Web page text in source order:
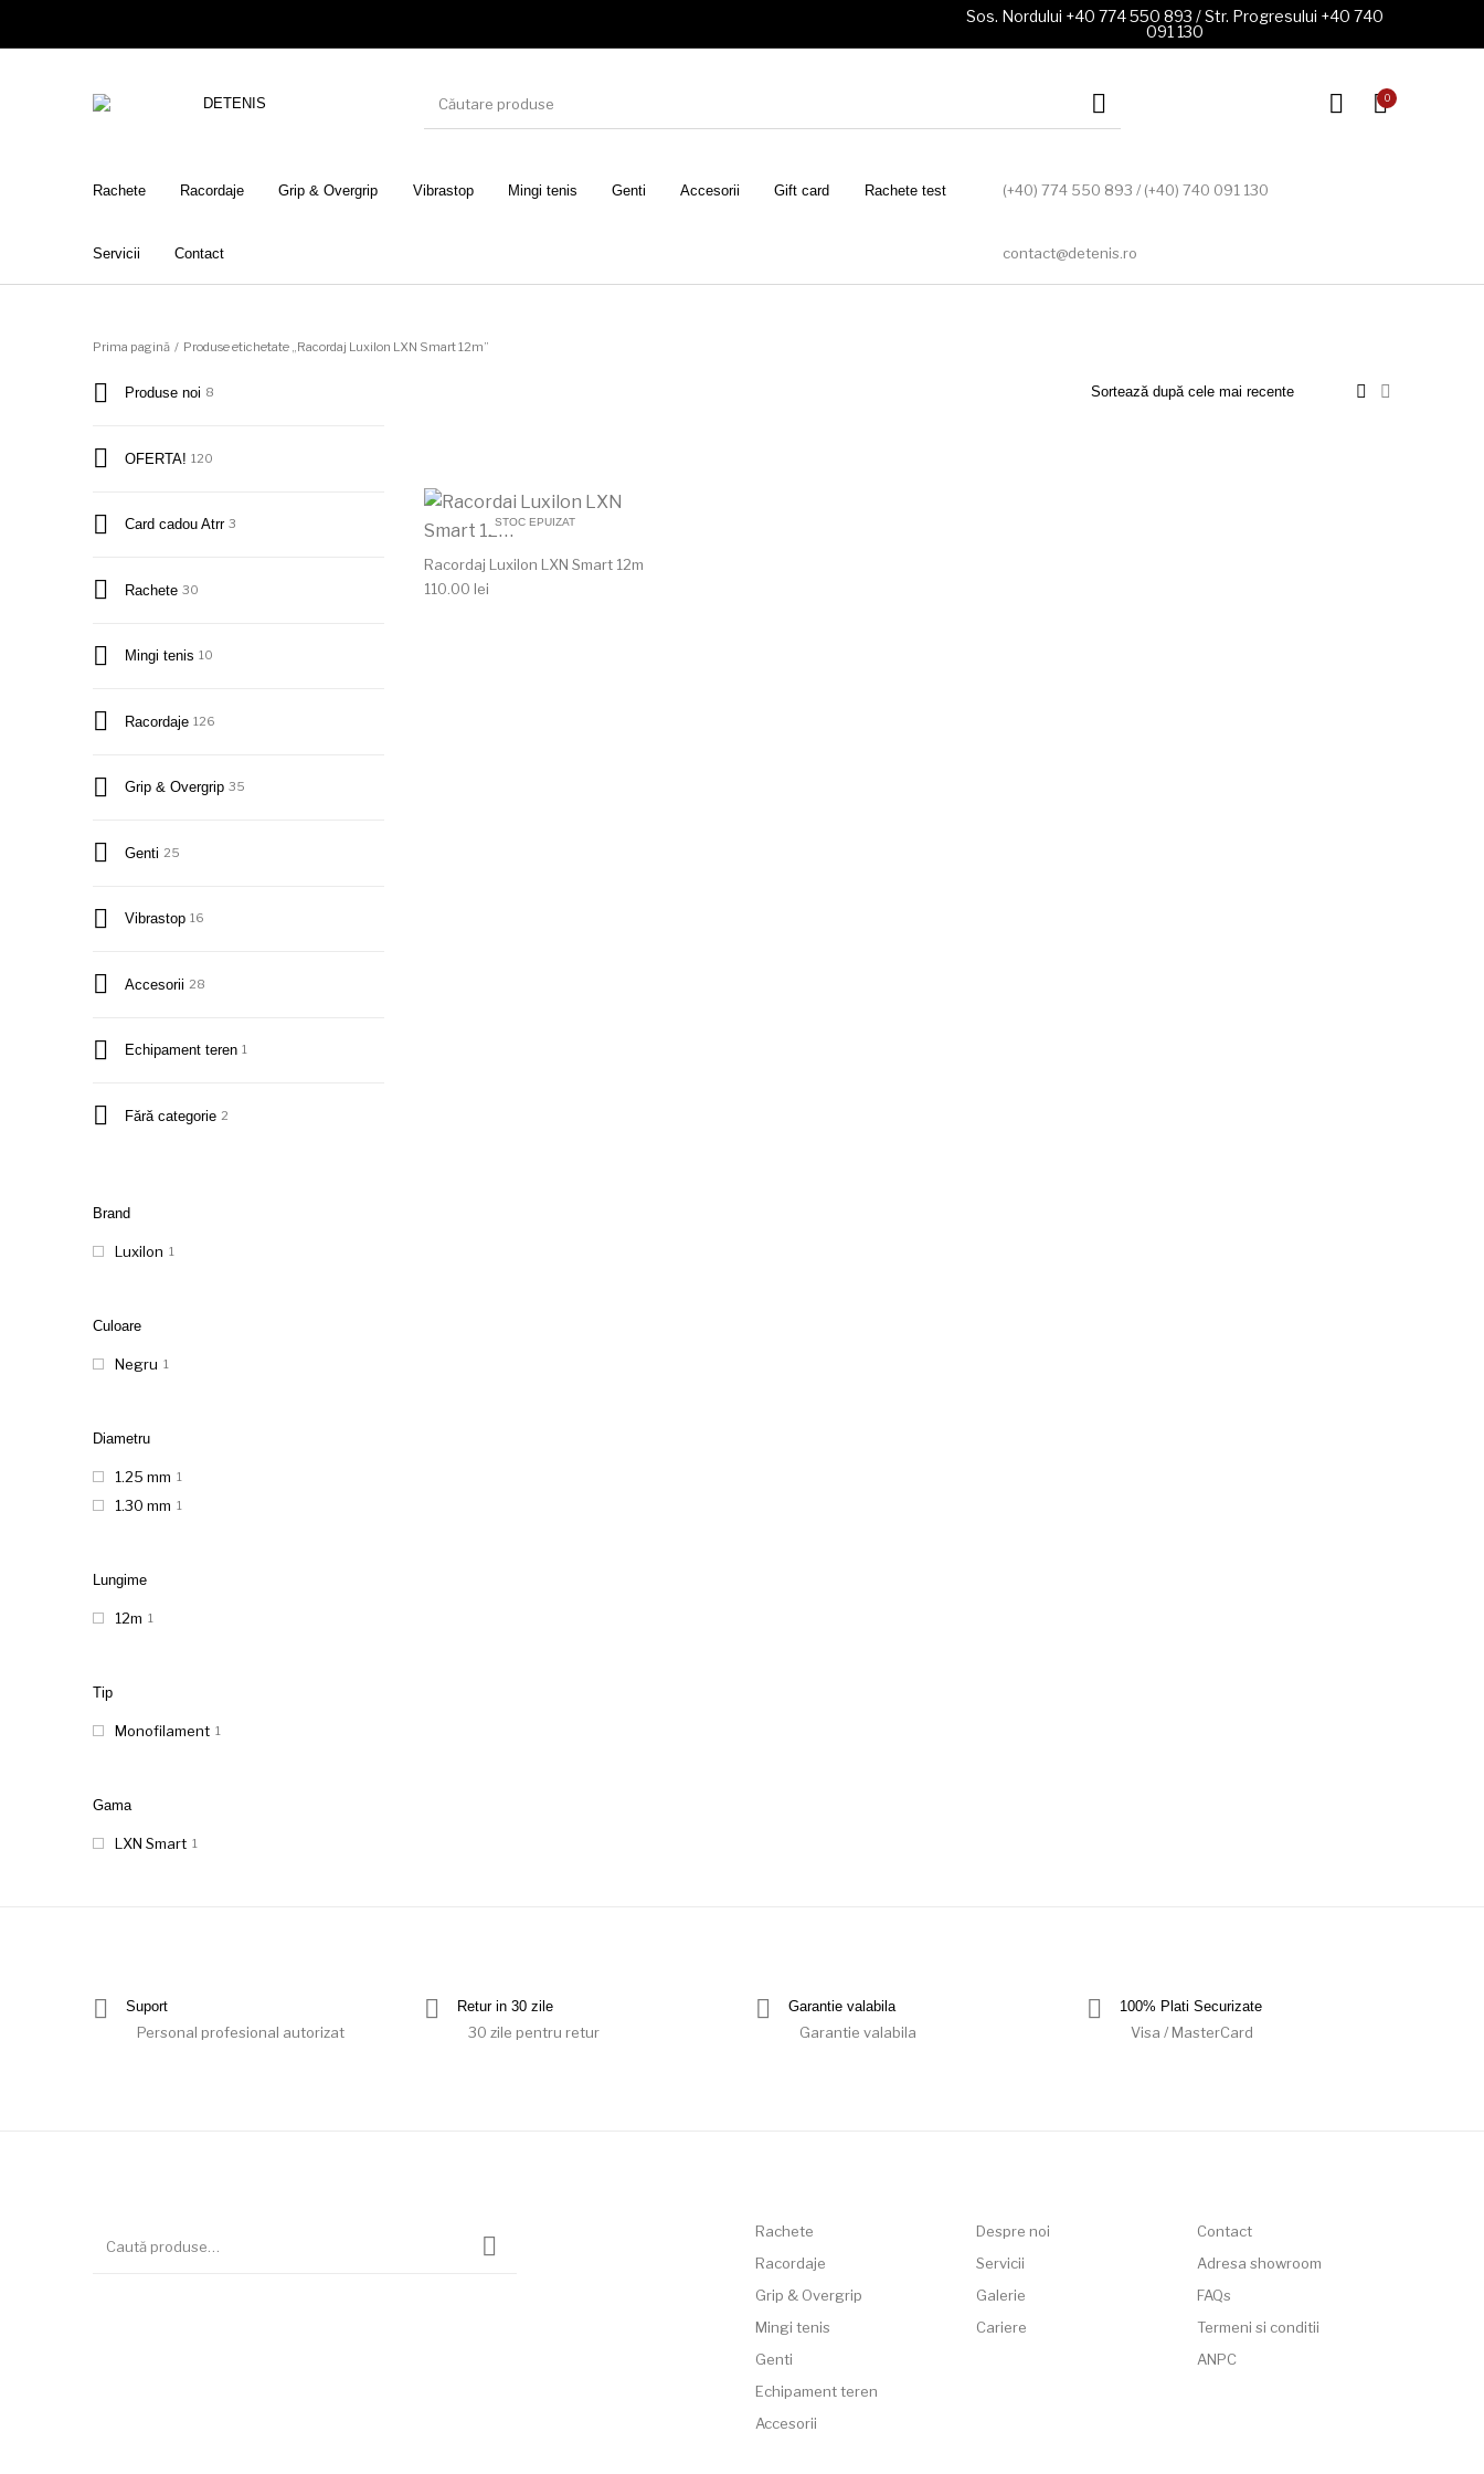
Sos. Nordului +40 774 550 893 / Str. Progresului +40 740
091 130
0
Rachete Racordaje Grip & Overgrip Vibrastop Mingi tenis Genti Accesorii Gift card Rachete test
Servicii Contact
(+40) 774 550 893 / (+40) 740 091 130
contact@detenis.ro
Prima pagină / Produse etichetate „Racordaj Luxilon LXN Smart 12m”
Produse noi 8
OFERTA! 120
Card cadou Atrr 3
Rachete 30
Mingi tenis 10
Racordaje 126
Grip & Overgrip 35
Genti 25
Vibrastop 16
Accesorii 28
Echipament teren 1
Fără categorie 2
Brand
Luxilon 1
Culoare
Negru 1
Diametru
1.25 mm 1
1.30 mm 1
Lungime
12m 1
Tip
Monofilament 1
Gama
LXN Smart 1
STOC EPUIZAT
Racordaj Luxilon LXN Smart 12m
110.00 lei
Suport
Personal profesional autorizat
Retur in 30 zile
30 zile pentru retur
Garantie valabila
Garantie valabila
100% Plati Securizate
Visa / MasterCard
Rachete
Racordaje
Grip & Overgrip
Mingi tenis
Genti
Echipament teren
Accesorii
Despre noi
Servicii
Galerie
Cariere
Contact
Adresa showroom
FAQs
Termeni si conditii
ANPC